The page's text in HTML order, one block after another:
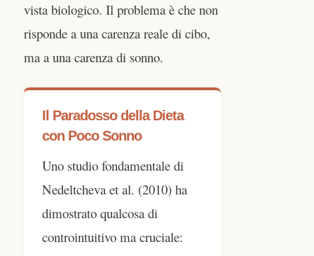
vista biologico. Il problema è che non
risponde a una carenza reale di cibo,
ma a una carenza di sonno.
Il Paradosso della Dieta
con Poco Sonno
Uno studio fondamentale di
Nedeltcheva et al. (2010) ha
dimostrato qualcosa di
controintuitivo ma cruciale: